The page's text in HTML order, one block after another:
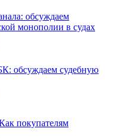
обсуждаем
монополии в судах
обсуждаем судебную
покупателям